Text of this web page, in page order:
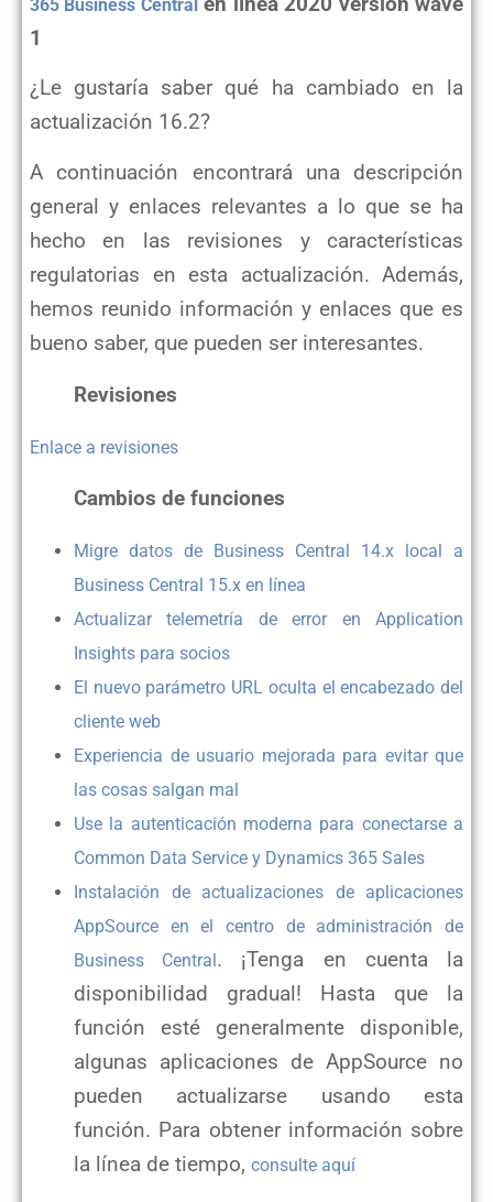
365 Business Central
1
¿Le gustaría saber qué ha cambiado en la
actualización 16.2?
A continuación encontrará una descripción
general y enlaces relevantes a lo que se ha
hecho en las revisiones y características
regulatorias en esta actualización. Además,
hemos reunido información y enlaces que es
bueno saber, que pueden ser interesantes.
Revisiones
Enlace a revisiones
Cambios de funciones
Migre datos de Business Central 14.x local a
Business Central 15.x en línea
Actualizar telemetría de error en Application
Insights para socios
El nuevo parámetro URL oculta el encabezado del
cliente web
Experiencia de usuario mejorada para evitar que
las cosas salgan mal
Use la autenticación moderna para conectarse a
Common Data Service y Dynamics 365 Sales
Instalación de actualizaciones de aplicaciones
AppSource en el centro de administración de
Business Central. ¡Tenga en cuenta la
disponibilidad gradual! Hasta que la
función esté generalmente disponible,
algunas aplicaciones de AppSource no
pueden actualizarse usando esta
función. Para obtener información sobre
la línea de tiempo, consulte aquí